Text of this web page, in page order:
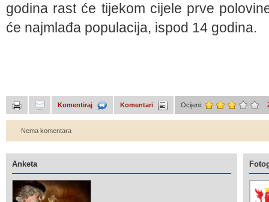
godina rast će tijekom cijele prve
će najmlađa populacija, ispod 14 godina.
Komentiraj Komentari Ocijeni:
Nema komentara
Anketa